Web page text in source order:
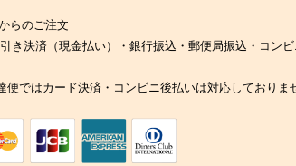
らのご注文
き決済（現金払い）・銀行振込・郵便局振込・コン
便ではカード決済・コンビニ後払いは対応しておりま